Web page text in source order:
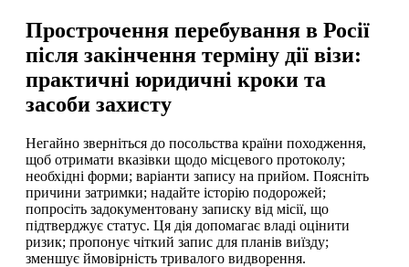
Прострочення перебування в Росії
після закінчення терміну дії візи:
практичні юридичні кроки та
засоби захисту
Негайно зверніться до посольства країни походження,
щоб отримати вказівки щодо місцевого протоколу;
необхідні форми; варіанти запису на прийом. Поясніть
причини затримки; надайте історію подорожей;
попросіть задокументовану записку від місії, що
підтверджує статус. Ця дія допомагає владі оцінити
ризик; пропонує чіткий запис для планів виїзду;
зменшує ймовірність тривалого видворення.